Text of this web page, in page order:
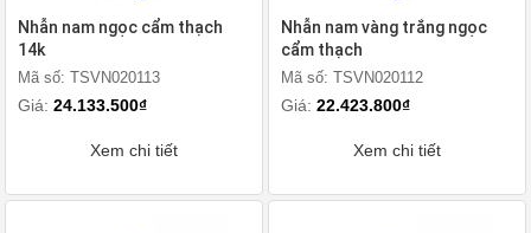
Nhẫn nam ngọc cẩm thạch
14k
Mã số: TSVN020113
Giá: 24.133.500₫
Xem chi tiết
Nhẫn nam vàng trắng ngọc
cẩm thạch
Mã số: TSVN020112
Giá: 22.423.800₫
Xem chi tiết